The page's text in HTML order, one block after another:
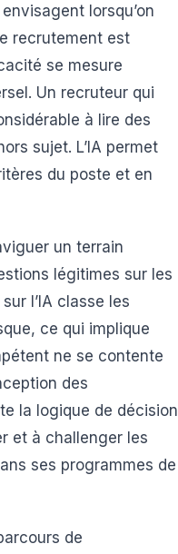
lorsqu’on
recrutement est
se mesure
Un recruteur qui
à lire des
sujet. L’IA permet
du poste et en
un terrain
légitimes sur les
l’IA classe les
ce qui implique
ne se contente
des
la logique de décision
et à challenger les
ses programmes de
de